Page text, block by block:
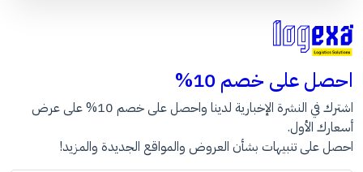
احصل على خصم 10%
اشترك في النشرة الإخبارية لدينا واحصل على خصم 10% على عرض
أسعارك الأول.
احصل على تنبيهات بشأن العروض والمواقع الجديدة والمزيد!